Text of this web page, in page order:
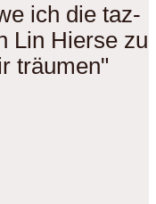
ich die taz-
Lin Hierse zu
träumen"